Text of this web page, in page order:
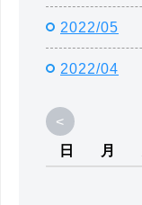
2022/05
2022/04
<
日
月